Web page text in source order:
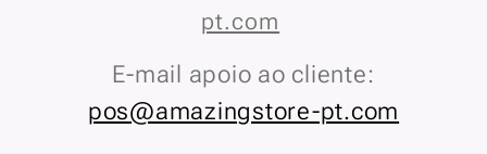
pt.com
E-mail apoio ao cliente:
pos@amazingstore-pt.com